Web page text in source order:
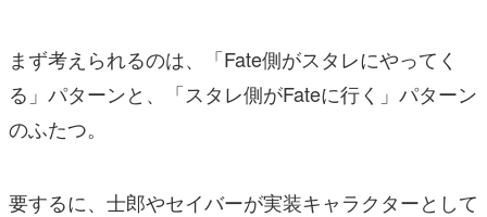
まず考えられるのは、「Fate側がスタレにやってく
る」パターンと、「スタレ側がFateに行く」パターン
のふたつ。
要するに、士郎やセイバーが実装キャラクターとして